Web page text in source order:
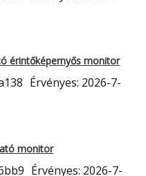
érintőképernyős monitor
Érvényes: 2026-7-
monitor
Érvényes: 2026-7-